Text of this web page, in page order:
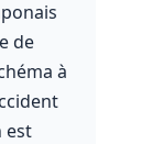
de
à
est